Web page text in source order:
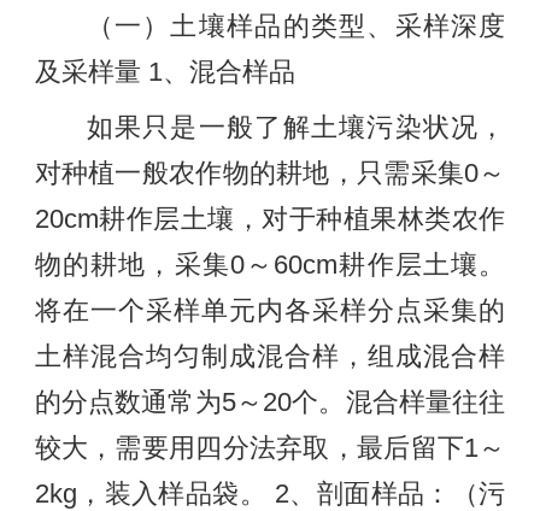
（一）土壤样品的类型、采样深度
及采样量 1、混合样品
如果只是一般了解土壤污染状况，
对种植一般农作物的耕地，只需采集0～
20cm耕作层土壤，对于种植果林类农作
物的耕地，采集0～60cm耕作层土壤。
将在一个采样单元内各采样分点采集的
土样混合均匀制成混合样，组成混合样
的分点数通常为5～20个。混合样量往往
较大，需要用四分法弃取，最后留下1～
2kg，装入样品袋。 2、剖面样品：（污